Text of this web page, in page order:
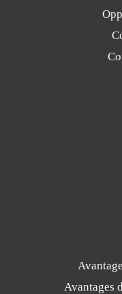
Avantages